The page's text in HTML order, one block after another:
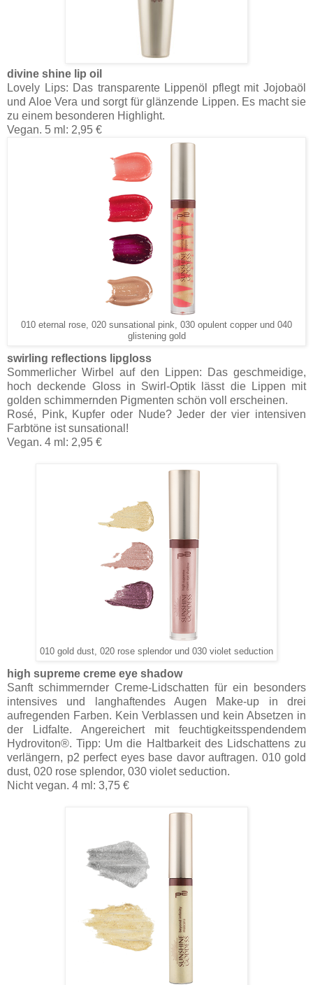
divine shine lip oil
Lovely Lips: Das transparente Lippenöl pflegt mit Jojobaöl
und Aloe Vera und sorgt für glänzende Lippen. Es macht sie
zu einem besonderen Highlight.
Vegan. 5 ml: 2,95 €
010 eternal rose, 020 sunsational pink, 030 opulent copper und 040
glistening gold
swirling reflections lipgloss
Sommerlicher Wirbel auf den Lippen: Das geschmeidige,
hoch deckende Gloss in Swirl-Optik lässt die Lippen mit
golden schimmernden Pigmenten schön voll erscheinen.
Rosé, Pink, Kupfer oder Nude? Jeder der vier intensiven
Farbtöne ist sunsational!
Vegan. 4 ml: 2,95 €
010 gold dust, 020 rose splendor und 030 violet seduction
high supreme creme eye shadow
Sanft schimmernder Creme-Lidschatten für ein besonders
intensives und langhaftendes Augen Make-up in drei
aufregenden Farben. Kein Verblassen und kein Absetzen in
der Lidfalte. Angereichert mit feuchtigkeitsspendendem
Hydroviton®. Tipp: Um die Haltbarkeit des Lidschattens zu
verlängern, p2 perfect eyes base davor auftragen. 010 gold
dust, 020 rose splendor, 030 violet seduction.
Nicht vegan. 4 ml: 3,75 €